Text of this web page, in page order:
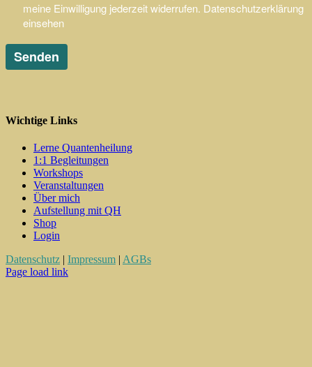
Wichtige Links
Lerne Quantenheilung
1:1 Begleitungen
Workshops
Veranstaltungen
Über mich
Aufstellung mit QH
Shop
Login
Datenschutz | Impressum | AGBs
Instagram
WhatsApp
Telegram
Page load link